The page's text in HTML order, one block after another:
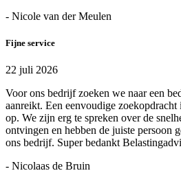
- Nicole van der Meulen
Fijne service
22 juli 2026
Voor ons bedrijf zoeken we naar een
aanreikt. Een eenvoudige
op. We zijn erg te spreken over de
ontvingen en hebben de juiste persoon
ons bedrijf. Super bedankt
- Nicolaas de Bruin